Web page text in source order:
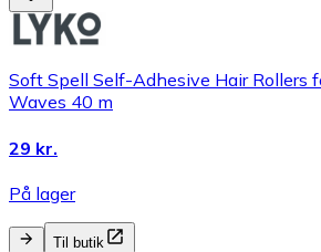
Soft Spell Self-Adhesive Hair Rollers
Waves 40 m
29 kr.
På lager
Til butik